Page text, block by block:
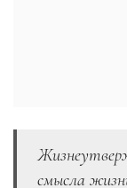
смысла